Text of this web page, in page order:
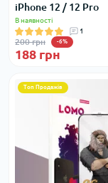
iPhone 12 / 12 Pro
В наявності
1
200 грн -6%
188 грн
Топ Продажів